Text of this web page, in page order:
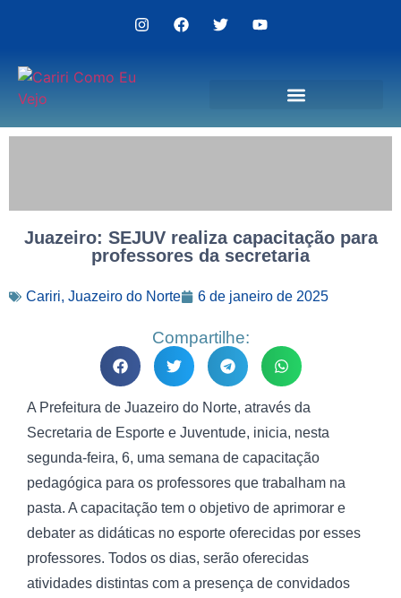
Juazeiro: SEJUV realiza capacitação para
professores da secretaria
Cariri, Juazeiro do Norte 6 de janeiro de 2025
Compartilhe:
A Prefeitura de Juazeiro do Norte, através da
Secretaria de Esporte e Juventude, inicia, nesta
segunda-feira, 6, uma semana de capacitação
pedagógica para os professores que trabalham na
pasta. A capacitação tem o objetivo de aprimorar e
debater as didáticas no esporte oferecidas por esses
professores. Todos os dias, serão oferecidas
atividades distintas com a presença de convidados